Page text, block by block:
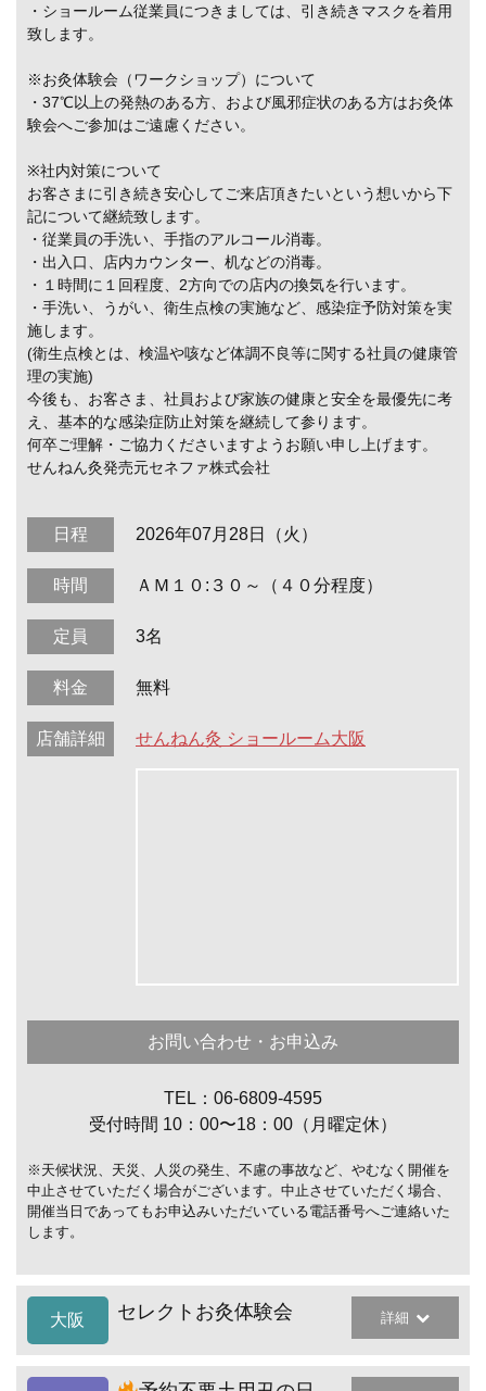
・ショールーム従業員につきましては、引き続きマスクを着用
致します。
※お灸体験会（ワークショップ）について
・37℃以上の発熱のある方、および風邪症状のある方はお灸体
験会へご参加はご遠慮ください。
※社内対策について
お客さまに引き続き安心してご来店頂きたいという想いから下
記について継続致します。
・従業員の手洗い、手指のアルコール消毒。
・出入口、店内カウンター、机などの消毒。
・１時間に１回程度、2方向での店内の換気を行います。
・手洗い、うがい、衛生点検の実施など、感染症予防対策を実
施します。
(衛生点検とは、検温や咳など体調不良等に関する社員の健康管
理の実施)
今後も、お客さま、社員および家族の健康と安全を最優先に考
え、基本的な感染症防止対策を継続して参ります。
何卒ご理解・ご協力くださいますようお願い申し上げます。
せんねん灸発売元セネファ株式会社
日程 2026年07月28日（火）
時間 ＡＭ１０:３０～（４０分程度）
定員 3名
料金 無料
店舗詳細 せんねん灸 ショールーム大阪
お問い合わせ・お申込み
TEL：06-6809-4595
受付時間 10：00〜18：00（月曜定休）
※天候状況、天災、人災の発生、不慮の事故など、やむなく開催を
中止させていただく場合がございます。中止させていただく場合、
開催当日であってもお申込みいただいている電話番号へご連絡いた
します。
大阪 セレクトお灸体験会 詳細